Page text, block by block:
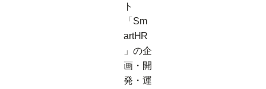
ト
「Sm
artHR
」の企
画・開
発・運